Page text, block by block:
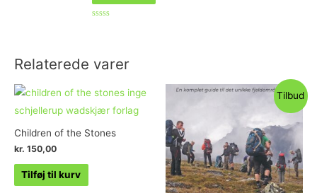
Relaterede varer
Children of the Stones
kr. 150,00
Tilføj til kurv
Tilbud